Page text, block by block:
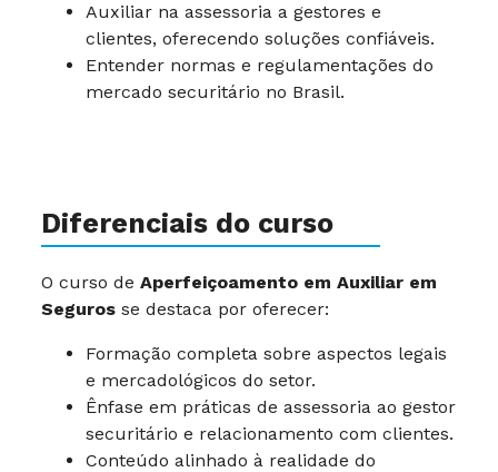
Auxiliar na assessoria a gestores e
clientes, oferecendo soluções confiáveis.
Entender normas e regulamentações do
mercado securitário no Brasil.
Diferenciais do curso
O curso de Aperfeiçoamento em Auxiliar em
Seguros se destaca por oferecer:
Formação completa sobre aspectos legais
e mercadológicos do setor.
Ênfase em práticas de assessoria ao gestor
securitário e relacionamento com clientes.
Conteúdo alinhado à realidade do